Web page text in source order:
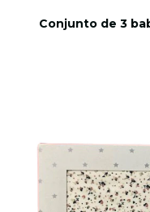
Conjunto de 3